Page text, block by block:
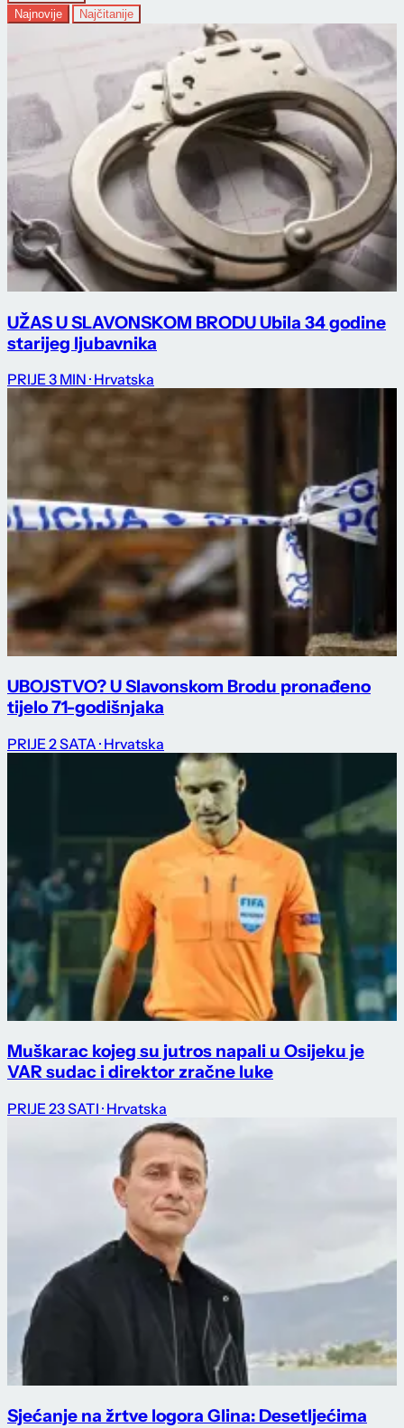
Najnovije
Najčitanije
UŽAS U SLAVONSKOM BRODU Ubila 34 godine
starijeg ljubavnika
PRIJE 3 MIN · Hrvatska
UBOJSTVO? U Slavonskom Brodu pronađeno
tijelo 71-godišnjaka
PRIJE 2 SATA · Hrvatska
Muškarac kojeg su jutros napali u Osijeku je
VAR sudac i direktor zračne luke
PRIJE 23 SATI · Hrvatska
Sjećanje na žrtve logora Glina: Desetljećima